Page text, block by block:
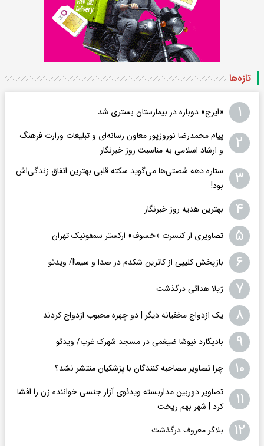
تازه‌ها
۱ «ایرج» دوباره در بیمارستان بستری شد
۲
پیام محمدرضا نوروزپور معاون رسانه‌ای و تبلیغات وزارت فرهنگ
و ارشاد اسلامی به مناسبت روز خبرنگار
۳
ستاره دهه شصتی‌ها می‌گوید سکته قلبی بهترین اتفاق زندگی‌اش
بود!
۴ بهترین هدیه روز خبرنگار
۵ تصاویری از کنسرت «خسوف» ارکستر سمفونیک تهران
۶ بازپخش کلیپی از کاترین شکدم در صدا و سیما!/ ویدئو
۷ ژیلا هدائی درگذشت
۸ یک ازدواج مخفیانه دیگر | دو چهره محبوب ازدواج کردند
۹ بادیگارد نیوشا ضیغمی در مسجد شهرک غرب/ ویدئو
۱۰ چرا تصاویر مصاحبه کنندگان با پزشکیان منتشر نشد؟
۱۱
تصاویر دوربین مداربسته ویدئوی آزار جنسی خواننده زن را افشا
کرد | شهر بهم ریخت
۱۲ بلاگر معروف درگذشت